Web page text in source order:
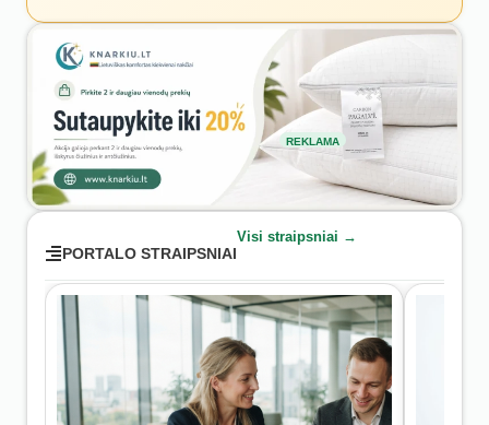
REKLAMA
PORTALO STRAIPSNIAI
Visi straipsniai →